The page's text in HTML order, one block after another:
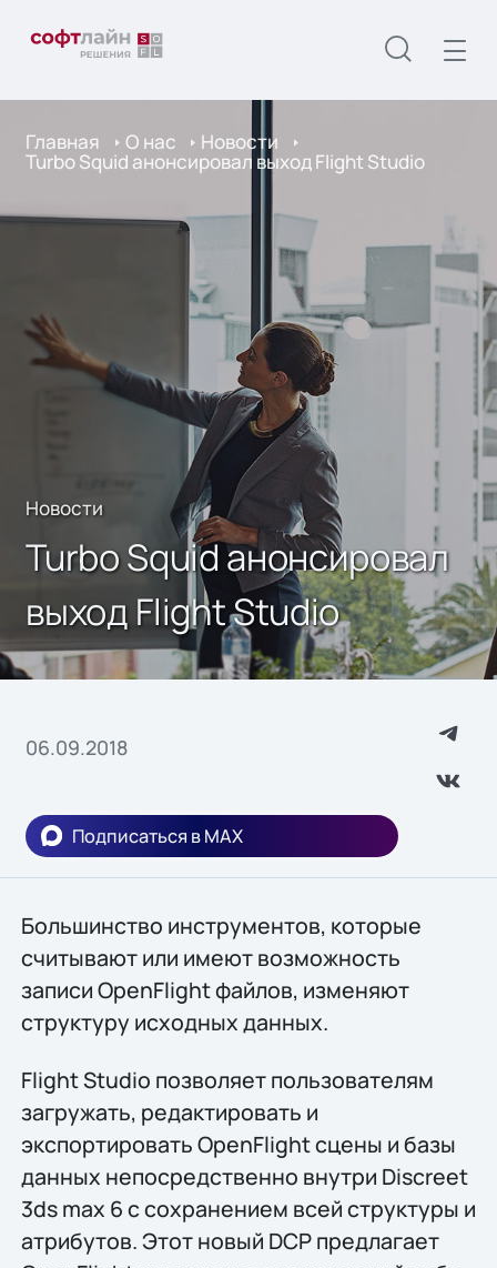
Главная О нас Новости
Turbo Squid анонсировал выход Flight Studio
Новости
Turbo Squid анонсировал
выход Flight Studio
06.09.2018
Подписаться в MAX
Большинство инструментов, которые
считывают или имеют возможность
записи OpenFlight файлов, изменяют
структуру исходных данных.
Flight Studio позволяет пользователям
загружать, редактировать и
экспортировать OpenFlight сцены и базы
данных непосредственно внутри Discreet
3ds max 6 с сохранением всей структуры и
атрибутов. Этот новый DCP предлагает